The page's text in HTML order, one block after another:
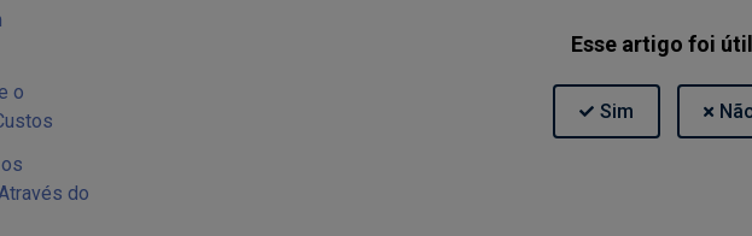
o
do
Esse artigo foi